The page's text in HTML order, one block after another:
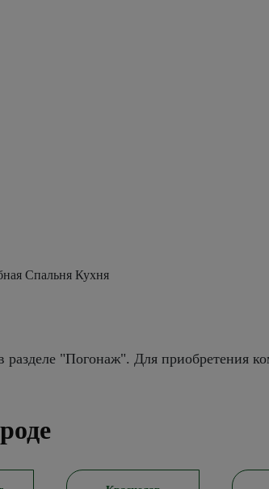
Спальня Кухня
"Погонаж". Для приобретения